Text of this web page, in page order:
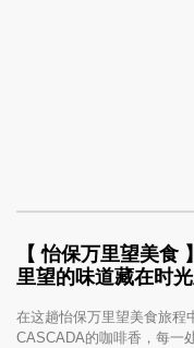
【 怡保万里望美食
里望的味道藏在时
在这趟怡保万里望美食旅程
CASCADA的咖啡香，每一